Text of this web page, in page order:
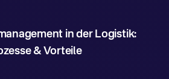
in der Logistik:
& Vorteile